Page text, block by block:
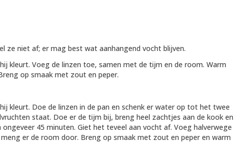
ze niet af; er mag best wat aanhangend vocht blijven.
kleurt. Voeg de linzen toe, samen met de tijm en de room. Warm
op smaak met zout en peper.
kleurt. Doe de linzen in de pan en schenk er water op tot het twee
staat. Doe er de tijm bij, breng heel zachtjes aan de kook en
45 minuten. Giet het teveel aan vocht af. Voeg halverwege
er de room door. Breng op smaak met zout en peper en warm